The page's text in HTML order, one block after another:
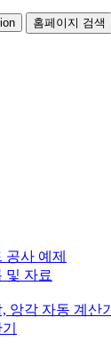
홈페이지 검색
사 예제
및 자료
앙각 자동 계산기